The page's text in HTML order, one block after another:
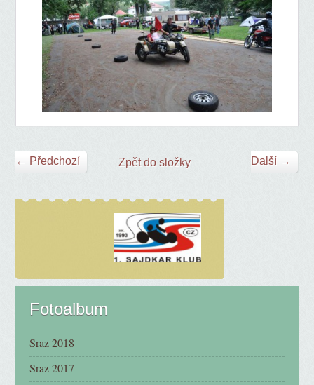
← Předchozí Další →
Zpět do složky
Fotoalbum
Sraz 2018
Sraz 2017